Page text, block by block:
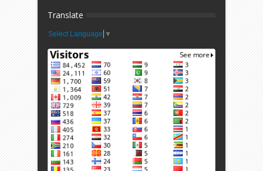
Translate
Select Language ▼